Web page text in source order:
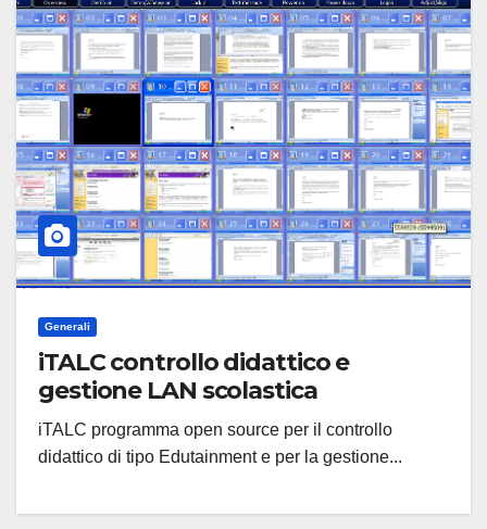
Generali
iTALC controllo didattico e
gestione LAN scolastica
iTALC programma open source per il controllo
didattico di tipo Edutainment e per la gestione...